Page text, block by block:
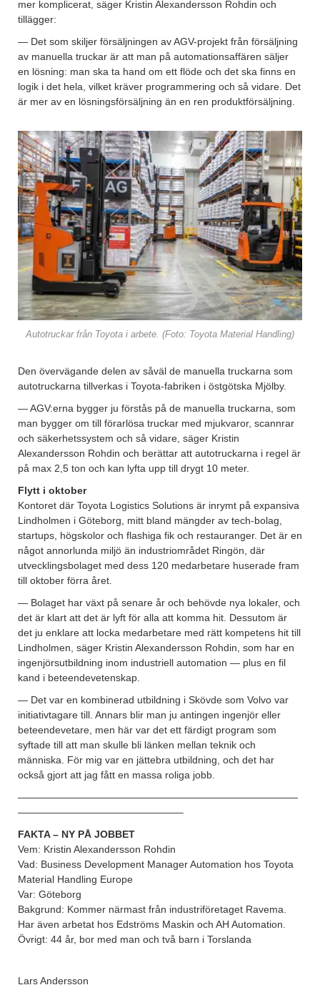
mer komplicerat, säger Kristin Alexandersson Rohdin och
tillägger:
— Det som skiljer försäljningen av AGV-projekt från försäljning
av manuella truckar är att man på automationsaffären säljer
en lösning: man ska ta hand om ett flöde och det ska finns en
logik i det hela, vilket kräver programmering och så vidare. Det
är mer av en lösningsförsäljning än en ren produktförsäljning.
Autotruckar från Toyota i arbete. (Foto: Toyota Material Handling)
Den övervägande delen av såväl de manuella truckarna som
autotruckarna tillverkas i Toyota-fabriken i östgötska Mjölby.
— AGV:erna bygger ju förstås på de manuella truckarna, som
man bygger om till förarlösa truckar med mjukvaror, scannrar
och säkerhetssystem och så vidare, säger Kristin
Alexandersson Rohdin och berättar att autotruckarna i regel är
på max 2,5 ton och kan lyfta upp till drygt 10 meter.
Flytt i oktober
Kontoret där Toyota Logistics Solutions är inrymt på expansiva
Lindholmen i Göteborg, mitt bland mängder av tech-bolag,
startups, högskolor och flashiga fik och restauranger. Det är en
något annorlunda miljö än industriområdet Ringön, där
utvecklingsbolaget med dess 120 medarbetare huserade fram
till oktober förra året.
— Bolaget har växt på senare år och behövde nya lokaler, och
det är klart att det är lyft för alla att komma hit. Dessutom är
det ju enklare att locka medarbetare med rätt kompetens hit till
Lindholmen, säger Kristin Alexandersson Rohdin, som har en
ingenjörsutbildning inom industriell automation — plus en fil
kand i beteendevetenskap.
— Det var en kombinerad utbildning i Skövde som Volvo var
initiativtagare till. Annars blir man ju antingen ingenjör eller
beteendevetare, men här var det ett färdigt program som
syftade till att man skulle bli länken mellan teknik och
människa. För mig var en jättebra utbildning, och det har
också gjort att jag fått en massa roliga jobb.
————————————————————————————
————————————————–
FAKTA – NY PÅ JOBBET
Vem: Kristin Alexandersson Rohdin
Vad: Business Development Manager Automation hos Toyota
Material Handling Europe
Var: Göteborg
Bakgrund: Kommer närmast från industriföretaget Ravema.
Har även arbetat hos Edströms Maskin och AH Automation.
Övrigt: 44 år, bor med man och två barn i Torslanda
Lars Andersson